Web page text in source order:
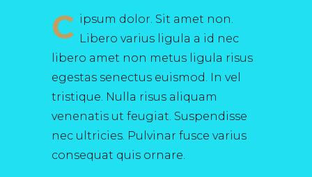
C ipsum dolor. Sit amet non.
Libero varius ligula a id nec
libero amet non metus ligula risus
egestas senectus euismod. In vel
tristique. Nulla risus aliquam
venenatis ut feugiat. Suspendisse
nec ultricies. Pulvinar fusce varius
consequat quis ornare.